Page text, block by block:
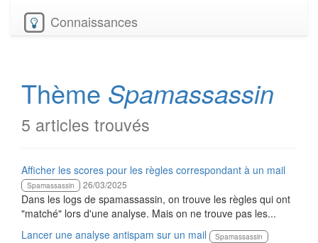
Connaissances
Thème Spamassassin
5 articles trouvés
Afficher les scores pour les règles correspondant à un mail
Spamassassin 26/03/2025
Dans les logs de spamassassin, on trouve les règles qui ont
"matché" lors d'une analyse. Mais on ne trouve pas les...
Lancer une analyse antispam sur un mail
Spamassassin